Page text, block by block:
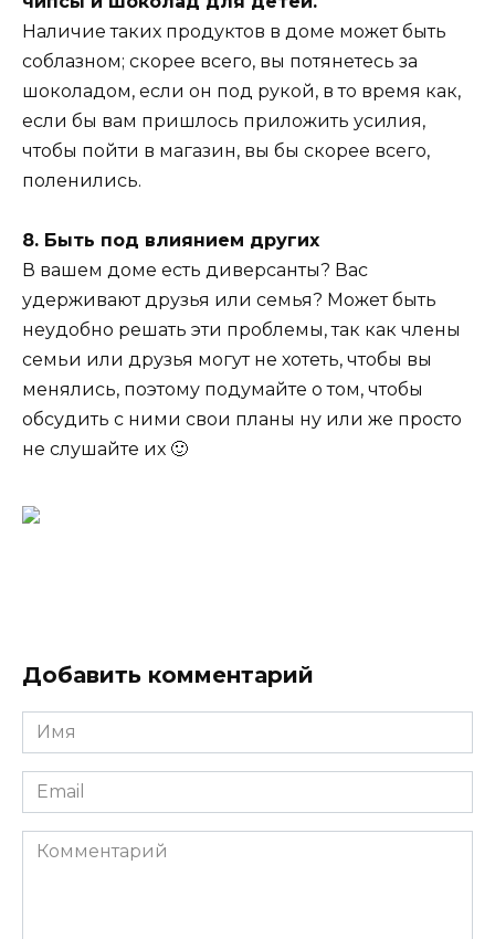
Наличие таких продуктов в доме может быть
соблазном; скорее всего, вы потянетесь за
шоколадом, если он под рукой, в то время как,
если бы вам пришлось приложить усилия,
чтобы пойти в магазин, вы бы скорее всего,
поленились.
8. Быть под влиянием других
В вашем доме есть диверсанты? Вас
удерживают друзья или семья? Может быть
неудобно решать эти проблемы, так как члены
семьи или друзья могут не хотеть, чтобы вы
менялись, поэтому подумайте о том, чтобы
обсудить с ними свои планы ну или же просто
не слушайте их 🙂
Добавить комментарий
Имя
*
Email
*
Комментарий